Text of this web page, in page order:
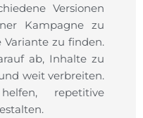
Versionen
Kampagne zu
zu finden.
ab, Inhalte zu
weit verbreiten.
repetitive